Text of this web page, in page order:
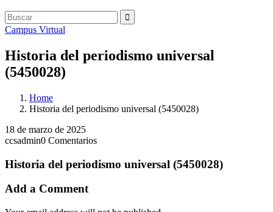
Campus Virtual
Historia del periodismo universal
(5450028)
Home
Historia del periodismo universal (5450028)
18 de marzo de 2025
ccsadmin0 Comentarios
Historia del periodismo universal (5450028)
Add a Comment